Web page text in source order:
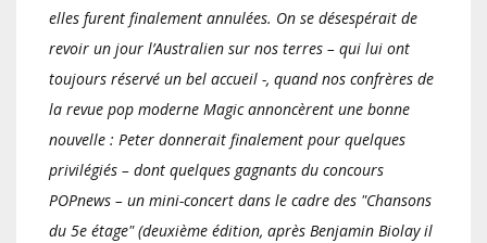
elles furent finalement annulées. On se désespérait de
revoir un jour l’Australien sur nos terres – qui lui ont
toujours réservé un bel accueil -, quand nos confrères de
la revue pop moderne Magic annoncèrent une bonne
nouvelle : Peter donnerait finalement pour quelques
privilégiés – dont quelques gagnants du concours
POPnews – un mini-concert dans le cadre des "Chansons
du 5e étage" (deuxième édition, après Benjamin Biolay il